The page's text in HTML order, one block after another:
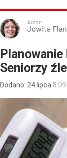
Autor:
Jowita
Seniorzy
Dodano: 24 lipca 8:09